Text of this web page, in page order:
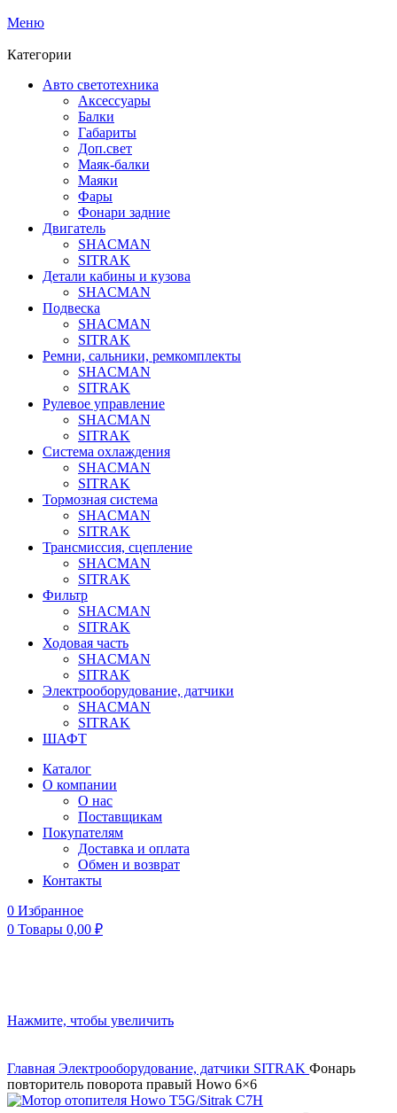
Меню
Категории
Авто светотехника
Аксессуары
Балки
Габариты
Доп.свет
Маяк-балки
Маяки
Фары
Фонари задние
Двигатель
SHACMAN
SITRAK
Детали кабины и кузова
SHACMAN
Подвеска
SHACMAN
SITRAK
Ремни, сальники, ремкомплекты
SHACMAN
SITRAK
Рулевое управление
SHACMAN
SITRAK
Система охлаждения
SHACMAN
SITRAK
Тормозная система
SHACMAN
SITRAK
Трансмиссия, сцепление
SHACMAN
SITRAK
Фильтр
SHACMAN
SITRAK
Ходовая часть
SHACMAN
SITRAK
Электрооборудование, датчики
SHACMAN
SITRAK
ШАФТ
Каталог
О компании
О нас
Поставщикам
Покупателям
Доставка и оплата
Обмен и возврат
Контакты
0 Избранное
0 Товары 0,00 ₽
Нажмите, чтобы увеличить
Главная Электрооборудование, датчики SITRAK Фонарь
повторитель поворота правый Howo 6×6